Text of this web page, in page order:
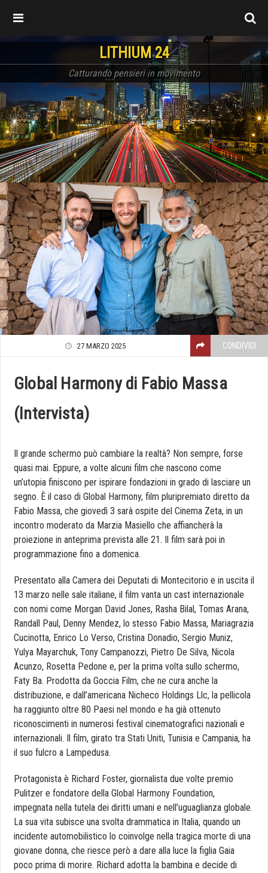
LITHIUM 24
Catturando pensieri in movimento
27 MARZO 2025 CONDIVIDI
Global Harmony di Fabio Massa
(Intervista)
Il grande schermo può cambiare la realtà? Non sempre, forse
quasi mai. Eppure, a volte alcuni film che nascono come
un’utopia finiscono per ispirare fondazioni in grado di lasciare un
segno. È il caso di Global Harmony, film pluripremiato diretto da
Fabio Massa, che giovedì 3 sarà ospite del Cinema Zeta, in un
incontro moderato da Marzia Masiello che affiancherà la
proiezione in anteprima prevista alle 21. Il film sarà poi in
programmazione fino a domenica.
Presentato alla Camera dei Deputati di Montecitorio e in uscita il
13 marzo nelle sale italiane, il film vanta un cast internazionale
con nomi come Morgan David Jones, Rasha Bilal, Tomas Arana,
Randall Paul, Denny Mendez, lo stesso Fabio Massa, Mariagrazia
Cucinotta, Enrico Lo Verso, Cristina Donadio, Sergio Muniz,
Yulya Mayarchuk, Tony Campanozzi, Pietro De Silva, Nicola
Acunzo, Rosetta Pedone e, per la prima volta sullo schermo,
Faty Ba. Prodotta da Goccia Film, che ne cura anche la
distribuzione, e dall’americana Nicheco Holdings Llc, la pellicola
ha raggiunto oltre 80 Paesi nel mondo e ha già ottenuto
riconoscimenti in numerosi festival cinematografici nazionali e
internazionali. Il film, girato tra Stati Uniti, Tunisia e Campania, ha
il suo fulcro a Lampedusa.
Protagonista è Richard Foster, giornalista due volte premio
Pulitzer e fondatore della Global Harmony Foundation,
impegnata nella tutela dei diritti umani e nell’uguaglianza globale.
La sua vita subisce una svolta drammatica in Italia, quando un
incidente automobilistico lo coinvolge nella tragica morte di una
giovane donna, che riesce però a dare alla luce la figlia Gaia
poco prima di morire. Richard adotta la bambina e decide di